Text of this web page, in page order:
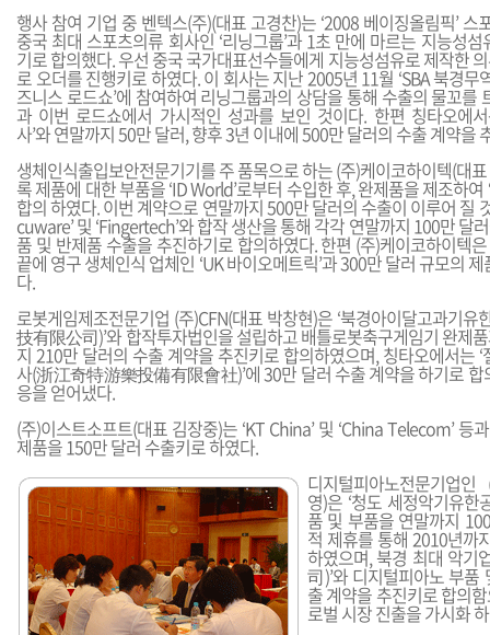
행사 참여 기업 중 벤텍스(주)(대표 고경찬)는 ‘2008 베이징올림픽’ 스
중국 최대 스포츠의류 회사인 ‘리닝그룹’과 1초 만에 마르는 지능성섬
기로 합의했다. 우선 중국 국가대표선수들에게 지능성섬유로 제작한
로 오더를 진행키로 하였다. 이 회사는 지난 2005년 11월 ‘SBA 북경무
즈니스 로드쇼’에 참여하여 리닝그룹과의 상담을 통해 수출의 물꼬를
과 이번 로드쇼에서 가시적인 성과를 보인 것이다. 한편 칭타오에서
사’와 연말까지 50만 달러, 향후 3년 이내에 500만 달러의 수출 계약을
생체인식출입보안전문기기를 주 품목으로 하는 (주)케이코하이텍(대
록 제품에 대한 부품을 ‘ID World’로부터 수입한 후, 완제품을 제조하여
합의 하였다. 이번 계약으로 연말까지 500만 달러의 수출이 이루어 질
cuware’ 및 ‘Fingertech’와 합작 생산을 통해 각각 연말까지 100만 달
품 및 반제품 수출을 추진하기로 합의하였다. 한편 (주)케이코하이텍
끝에 영구 생체인식 업체인 ‘UK 바이오메트릭’과 300만 달러 규모의
다.
로봇게임제조전문기업 (주)CFN(대표 박창현)은 ‘북경아이달고과기
技有限公司)’와 합작투자법인을 설립하고 배틀로봇축구게임기 완제
지 210만 달러의 수출 계약을 추진키로 합의하였으며, 칭타오에서는
사(浙江奇特游樂投備有限會社)’에 30만 달러 수출 계약을 하기로 합
응을 얻어냈다.
(주)이스트소프트(대표 김장중)는 ‘KT China’ 및 ‘China Telecom’ 등
제품을 150만 달러 수출키로 하였다.
디지털피아노전문기업
영)은 ‘청도 세정악기유한
품 및 부품을 연말까지
적 제휴를 통해 2010년까
하였으며, 북경 최대 악기
司)’와 디지털피아노 부품
출 계약을 추진키로 합의
로벌 시장 진출을 가시화